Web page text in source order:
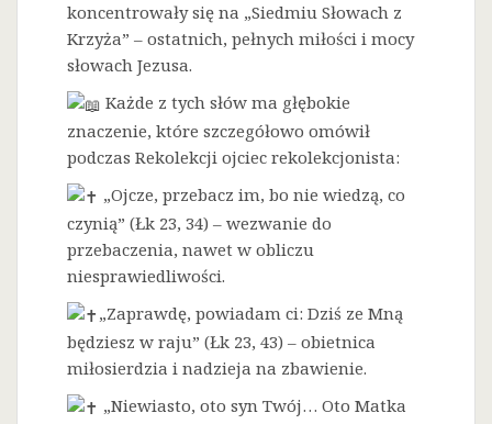
koncentrowały się na „Siedmiu Słowach z
Krzyża” – ostatnich, pełnych miłości i mocy
słowach Jezusa.
Każde z tych słów ma głębokie
znaczenie, które szczegółowo omówił
podczas Rekolekcji ojciec rekolekcjonista:
„Ojcze, przebacz im, bo nie wiedzą, co
czynią” (Łk 23, 34) – wezwanie do
przebaczenia, nawet w obliczu
niesprawiedliwości.
„Zaprawdę, powiadam ci: Dziś ze Mną
będziesz w raju” (Łk 23, 43) – obietnica
miłosierdzia i nadzieja na zbawienie.
„Niewiasto, oto syn Twój… Oto Matka